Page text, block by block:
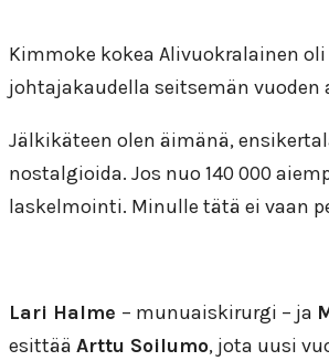
Kimmoke kokea Alivuokralainen
johtajakaudella seitsemän
Jälkikäteen olen äimänä,
nostalgioida. Jos nuo 140 000
laskelmointi. Minulle tätä ei vaan
Lari Halme – munuaiskirurgi – ja
esittää Arttu Soilumo, jota uusi